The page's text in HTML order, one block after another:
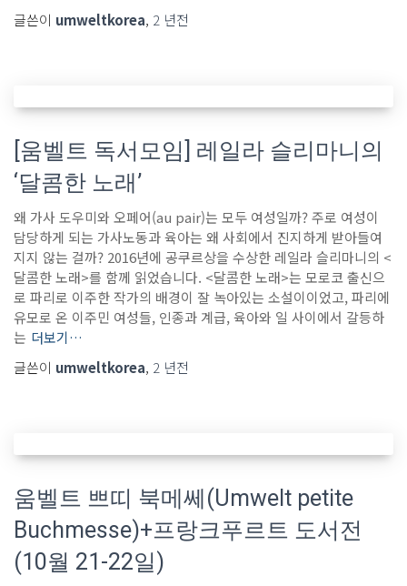
글쓴이 umweltkorea, 2 년전
[움벨트 독서모임] 레일라 슬리마니의
‘달콤한 노래’
왜 가사 도우미와 오페어(au pair)는 모두 여성일까? 주로 여성이
담당하게 되는 가사노동과 육아는 왜 사회에서 진지하게 받아들여
지지 않는 걸까? 2016년에 공쿠르상을 수상한 레일라 슬리마니의 <
달콤한 노래>를 함께 읽었습니다. <달콤한 노래>는 모로코 출신으
로 파리로 이주한 작가의 배경이 잘 녹아있는 소설이이었고, 파리에
유모로 온 이주민 여성들, 인종과 계급, 육아와 일 사이에서 갈등하
는 더보기…
글쓴이 umweltkorea, 2 년전
움벨트 쁘띠 북메쎄(Umwelt petite
Buchmesse)+프랑크푸르트 도서전
(10월 21-22일)